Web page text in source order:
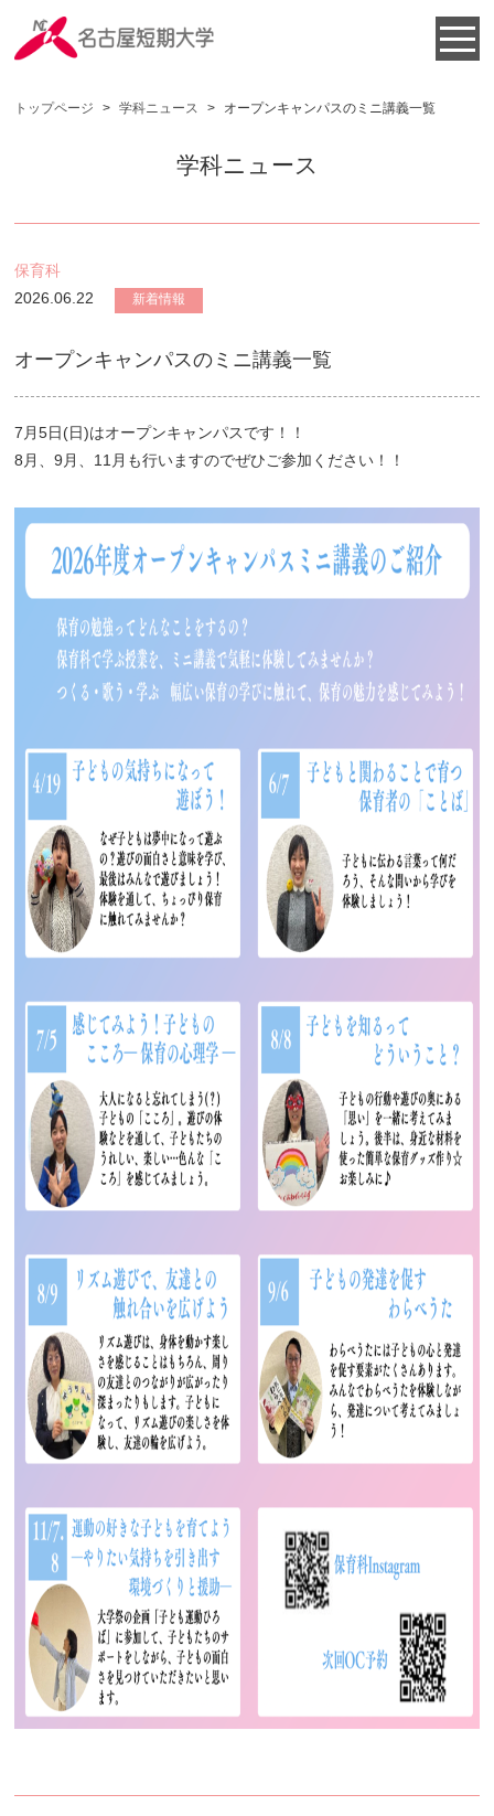
トップページ > 学科ニュース > オープンキャンパスのミニ講義一覧
学科ニュース
保育科
2026.06.22
新着情報
オープンキャンパスのミニ講義一覧
7月5日(日)はオープンキャンパスです！！
8月、9月、11月も行いますのでぜひご参加ください！！